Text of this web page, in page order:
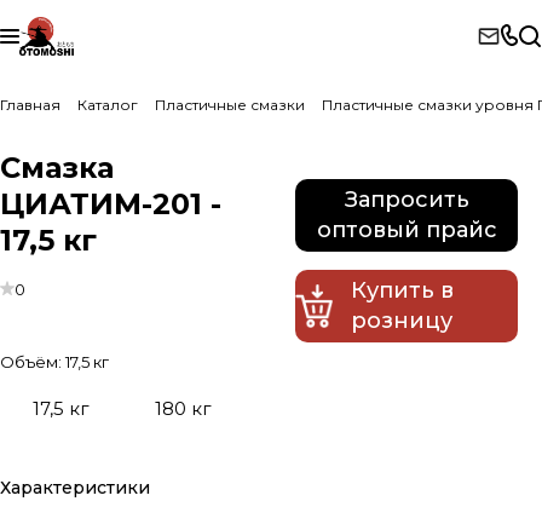
Главная Каталог Пластичные смазки Пластичные смазки уровня
Смазка
ЦИАТИМ-201 -
17,5 кг
0
Объём:17,5 кг
17,5 кг 180 кг
Характеристики
Запросить
оптовый прайс
Купить в
розницу